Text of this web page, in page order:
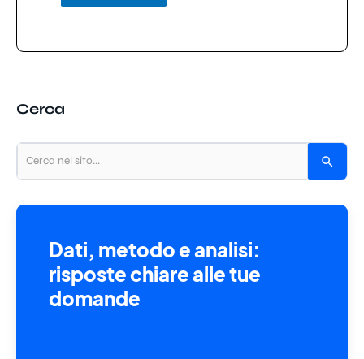
Cerca
Dati, metodo e analisi:
risposte chiare alle tue
domande